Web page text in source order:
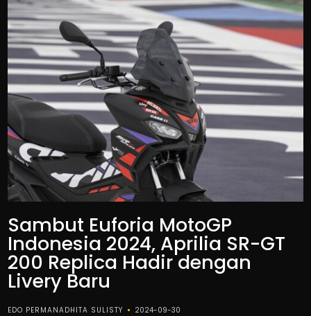
Sambut Euforia MotoGP
Indonesia 2024, Aprilia SR-GT
200 Replica Hadir dengan
Livery Baru
EDO PERMANADHITA SULISTY 2024-09-30